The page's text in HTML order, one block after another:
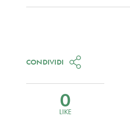
CONDIVIDI
0
LIKE